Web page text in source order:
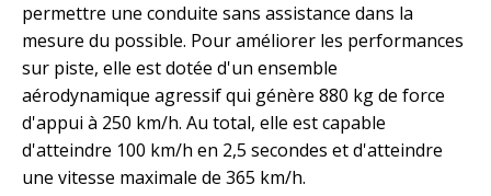
permettre une conduite sans assistance dans la
mesure du possible. Pour améliorer les performances
sur piste, elle est dotée d'un ensemble
aérodynamique agressif qui génère 880 kg de force
d'appui à 250 km/h. Au total, elle est capable
d'atteindre 100 km/h en 2,5 secondes et d'atteindre
une vitesse maximale de 365 km/h.